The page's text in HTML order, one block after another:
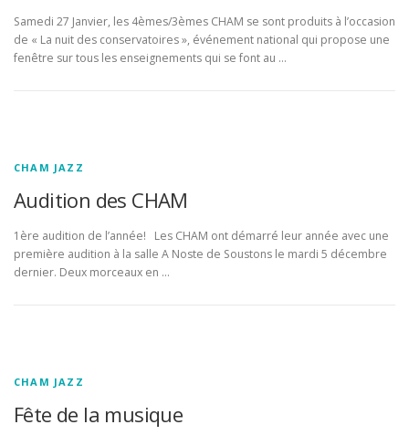
Samedi 27 Janvier, les 4èmes/3èmes CHAM se sont produits à l’occasion
de « La nuit des conservatoires », événement national qui propose une
fenêtre sur tous les enseignements qui se font au …
CHAM JAZZ
Audition des CHAM
1ère audition de l’année! Les CHAM ont démarré leur année avec une
première audition à la salle A Noste de Soustons le mardi 5 décembre
dernier. Deux morceaux en …
CHAM JAZZ
Fête de la musique